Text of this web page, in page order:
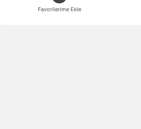
Favorilerime Ekle